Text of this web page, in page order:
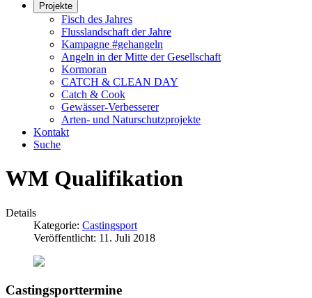
Projekte
Fisch des Jahres
Flusslandschaft der Jahre
Kampagne #gehangeln
Angeln in der Mitte der Gesellschaft
Kormoran
CATCH & CLEAN DAY
Catch & Cook
Gewässer-Verbesserer
Arten- und Naturschutzprojekte
Kontakt
Suche
WM Qualifikation
Details
Kategorie: Castingsport
Veröffentlicht: 11. Juli 2018
Castingsporttermine